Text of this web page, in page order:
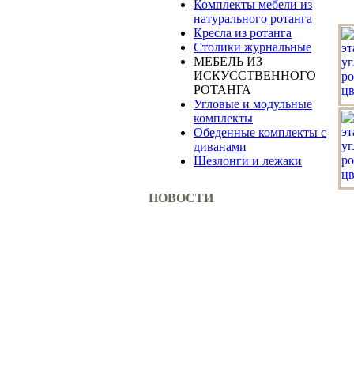
Комплекты мебели из
натурального ротанга
Кресла из ротанга
Столики журнальные
МЕБЕЛЬ ИЗ
ИСКУССТВЕННОГО
РОТАНГА
Угловые и модульные
комплекты
Обеденные комплекты с
диванами
Шезлонги и лежаки
НОВОСТИ